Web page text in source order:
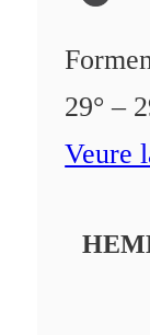
29° –
Veure